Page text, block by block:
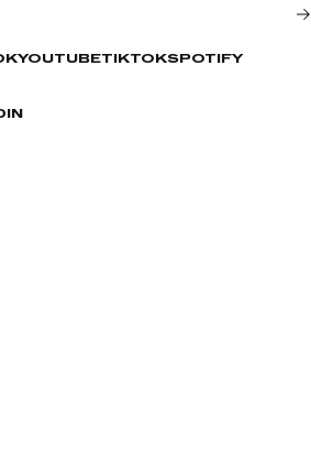
YOUTUBETIKTOKSPOTIFY